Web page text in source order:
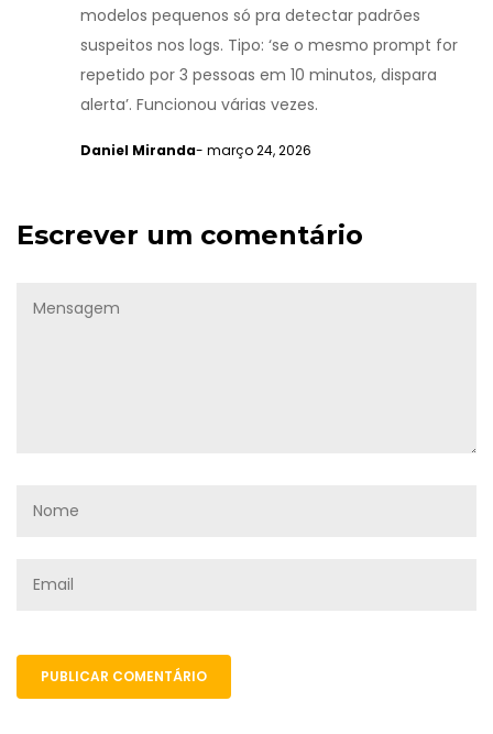
modelos pequenos só pra detectar padrões
suspeitos nos logs. Tipo: ‘se o mesmo prompt for
repetido por 3 pessoas em 10 minutos, dispara
alerta’. Funcionou várias vezes.
Daniel Miranda- março 24, 2026
Escrever um comentário
PUBLICAR COMENTÁRIO